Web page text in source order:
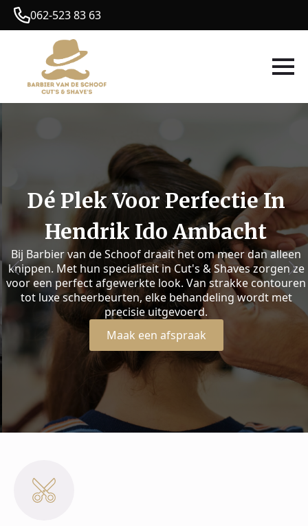
062-523 83 63
Dé Plek Voor Perfectie In
Hendrik Ido Ambacht
Bij Barbier van de Schoof draait het om meer dan alleen
knippen. Met hun specialiteit in Cut's & Shaves zorgen ze
voor een perfect afgewerkte look. Van strakke contouren
tot luxe scheerbeurten, elke behandeling wordt met
precisie uitgevoerd.
Maak een afspraak